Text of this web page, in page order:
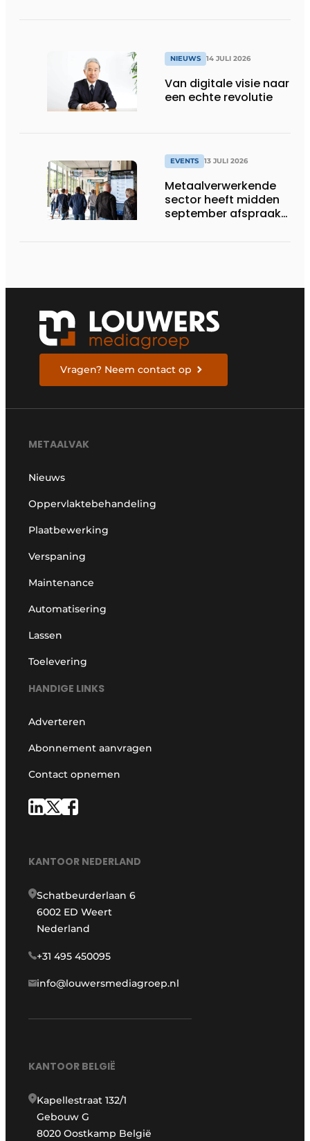
NIEUWS 14 JULI 2026
Van digitale visie naar
een echte revolutie
EVENTS 13 JULI 2026
Metaalverwerkende
sector heeft midden
september afspraak
Vragen? Neem contact op
METAALVAK
Nieuws
Oppervlaktebehandeling
Plaatbewerking
Verspaning
Maintenance
Automatisering
Lassen
Toelevering
HANDIGE LINKS
Adverteren
Abonnement aanvragen
Contact opnemen
KANTOOR NEDERLAND
Schatbeurderlaan 6
6002 ED Weert
Nederland
+31 495 450095
info@louwersmediagroep.nl
KANTOOR BELGIË
Kapellestraat 132/1
Gebouw G
8020 Oostkamp België